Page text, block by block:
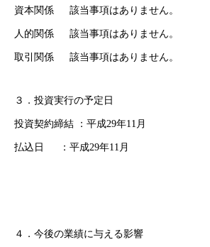
HOME
資本関係 該当事項はありません。
人的関係 該当事項はありません。
取引関係 該当事項はありません。
３．投資実行の予定日
投資契約締結 ：平成29年11月
払込日 ：平成29年11月
４．今後の業績に与える影響